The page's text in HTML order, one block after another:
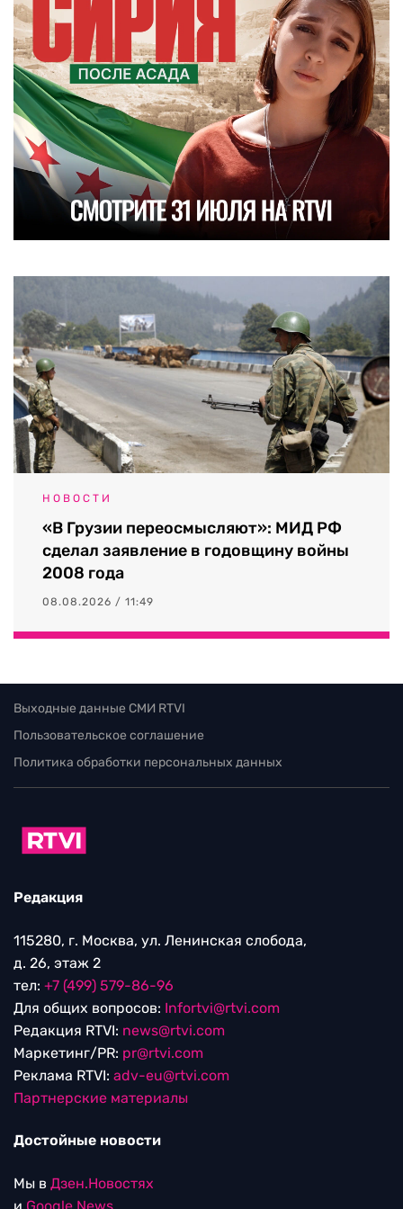
НОВОСТИ
«В Грузии переосмысляют»: МИД РФ
сделал заявление в годовщину войны
2008 года
08.08.2026 / 11:49
Выходные данные СМИ RTVI
Пользовательское соглашение
Политика обработки персональных данных
Редакция
115280, г. Москва, ул. Ленинская слобода,
д. 26, этаж 2
тел: +7 (499) 579-86-96
Для общих вопросов: Infortvi@rtvi.com
Редакция RTVI: news@rtvi.com
Маркетинг/PR: pr@rtvi.com
Реклама RTVI: adv-eu@rtvi.com
Партнерские материалы
Достойные новости
Мы в Дзен.Новостях